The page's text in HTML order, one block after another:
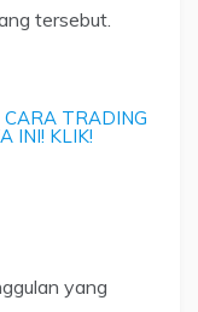
tersebut.
CARA TRADING
INI! KLIK!
yang